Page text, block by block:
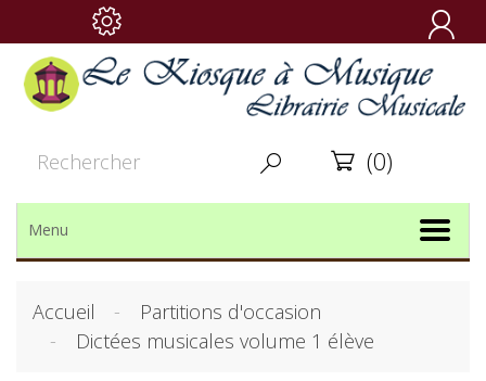

  (0)
Menu
Accueil
Partitions d'occasion
Dictées musicales volume 1 élève